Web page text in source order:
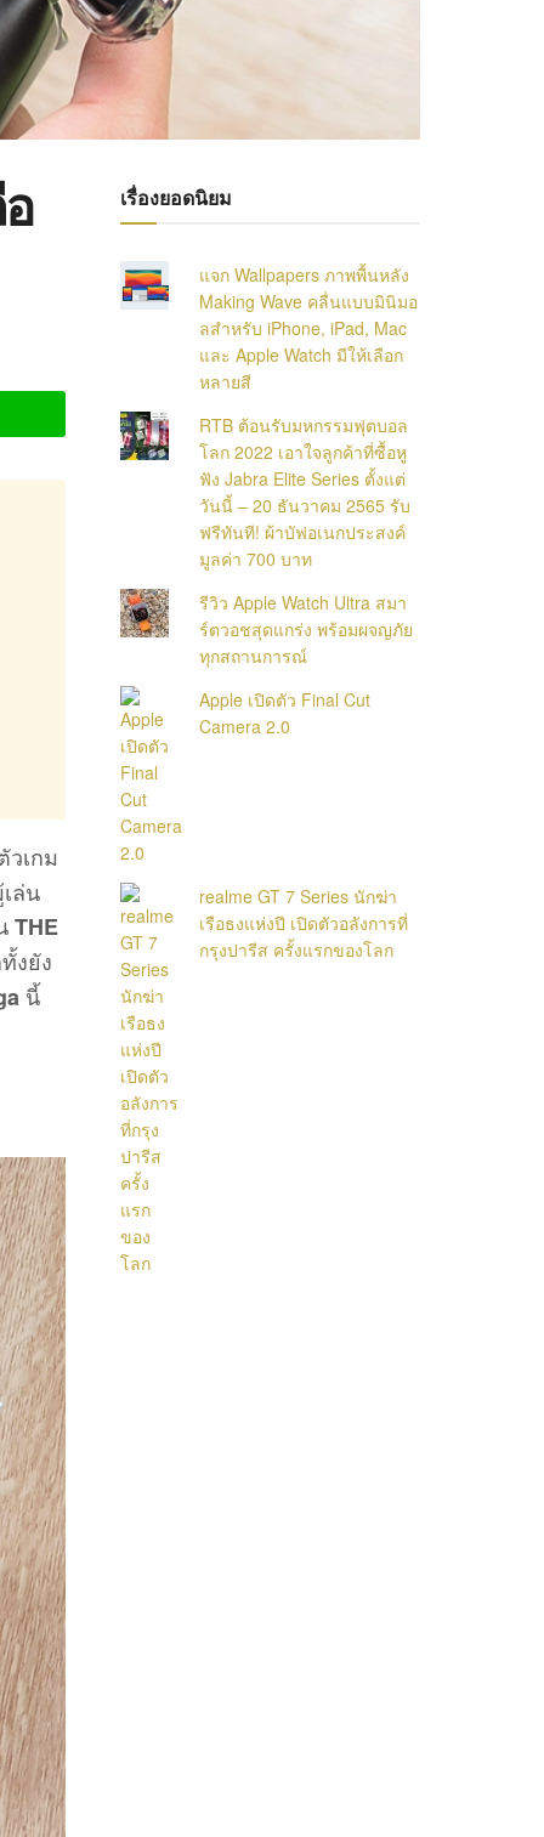
เกม
ล่น
THE
งยัง
นี้
เรื่องยอดนิยม
แจก Wallpapers ภาพพื้นหลัง
Making Wave คลื่นแบบมินิมอ
ลสำหรับ iPhone, iPad, Mac
และ Apple Watch มีให้เลือก
หลายสี
RTB ต้อนรับมหกรรมฟุตบอล
โลก 2022 เอาใจลูกค้าที่ซื้อหู
ฟัง Jabra Elite Series ตั้งแต่
วันนี้ – 20 ธันวาคม 2565 รับ
ฟรีทันที! ผ้าบัฟอเนกประสงค์
มูลค่า 700 บาท
รีวิว Apple Watch Ultra สมา
ร์ตวอชสุดแกร่ง พร้อมผจญภัย
ทุกสถานการณ์
Apple เปิดตัว Final Cut
Camera 2.0
realme GT 7 Series นักฆ่า
เรือธงแห่งปี เปิดตัวอลังการที่
กรุงปารีส ครั้งแรกของโลก